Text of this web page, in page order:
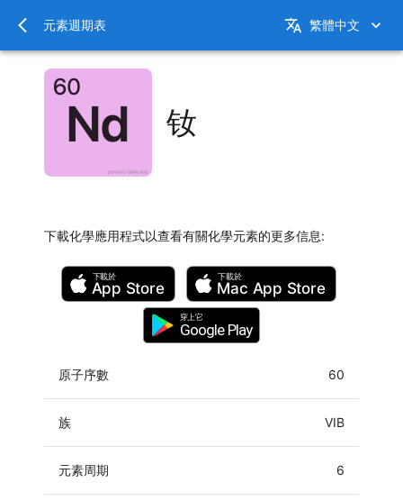
元素週期表 繁體中文
钕
下載化學應用程式以查看有關化學元素的更多信息:
下載於
App Store
下載於
Mac App Store
穿上它
Google Play
原子序數 60
族 VIB
元素周期 6